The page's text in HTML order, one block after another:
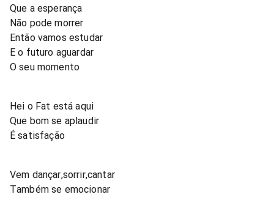
Que a esperança
Não pode morrer
Então vamos estudar
E o futuro aguardar
O seu momento
Hei o Fat está aqui
Que bom se aplaudir
É satisfação
Vem dançar,sorrir,cantar
Também se emocionar